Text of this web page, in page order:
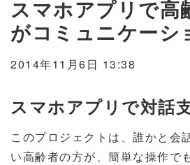
スマホアプリで高
がコミュニケーシ
2014年11月6日 13:38
スマホアプリで対話
このプロジェクトは、誰かと会
い高齢者の方が、簡単な操作で